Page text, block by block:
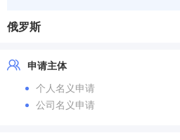
俄罗斯
申请主体
个人名义申请
公司名义申请